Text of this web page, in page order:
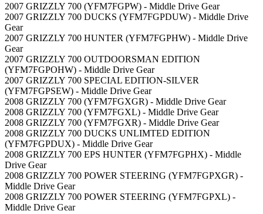
2007 GRIZZLY 700 (YFM7FGPW) - Middle Drive Gear
2007 GRIZZLY 700 DUCKS (YFM7FGPDUW) - Middle Drive
Gear
2007 GRIZZLY 700 HUNTER (YFM7FGPHW) - Middle Drive
Gear
2007 GRIZZLY 700 OUTDOORSMAN EDITION
(YFM7FGPOHW) - Middle Drive Gear
2007 GRIZZLY 700 SPECIAL EDITION-SILVER
(YFM7FGPSEW) - Middle Drive Gear
2008 GRIZZLY 700 (YFM7FGXGR) - Middle Drive Gear
2008 GRIZZLY 700 (YFM7FGXL) - Middle Drive Gear
2008 GRIZZLY 700 (YFM7FGXR) - Middle Drive Gear
2008 GRIZZLY 700 DUCKS UNLIMTED EDITION
(YFM7FGPDUX) - Middle Drive Gear
2008 GRIZZLY 700 EPS HUNTER (YFM7FGPHX) - Middle
Drive Gear
2008 GRIZZLY 700 POWER STEERING (YFM7FGPXGR) -
Middle Drive Gear
2008 GRIZZLY 700 POWER STEERING (YFM7FGPXL) -
Middle Drive Gear